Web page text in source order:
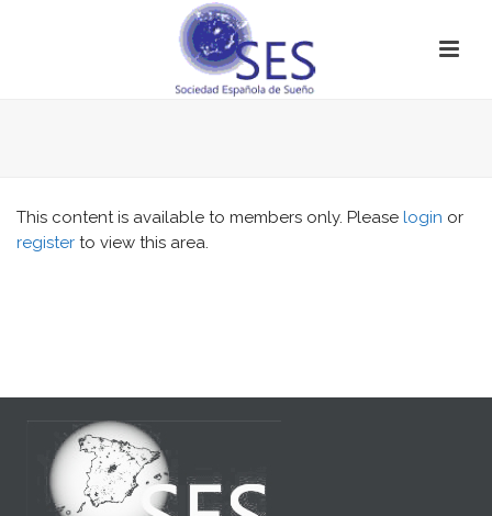
This content is available to members only. Please login or
register to view this area.